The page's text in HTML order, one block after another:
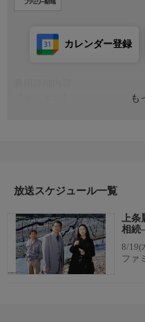
も
カレンダー登録
び園に出入りしていた経営コ
【スタッフ】
【脚本】：土屋斗紀雄 【監
【キャスト】
【出演】：眞野あずさ、船
放送スケジュール一覧
上条
相続
8/19(
ファ